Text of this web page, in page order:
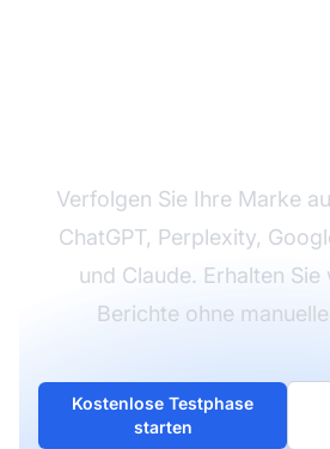
Verfolgen Sie Ihre Marke
ChatGPT, Perplexity,
und Claude. Erhalten
Berichte ohne
Kostenlose Testphase
starten